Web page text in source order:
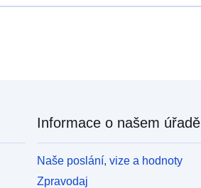
Informace o našem úřadě
Naše poslání, vize a hodnoty
Zpravodaj